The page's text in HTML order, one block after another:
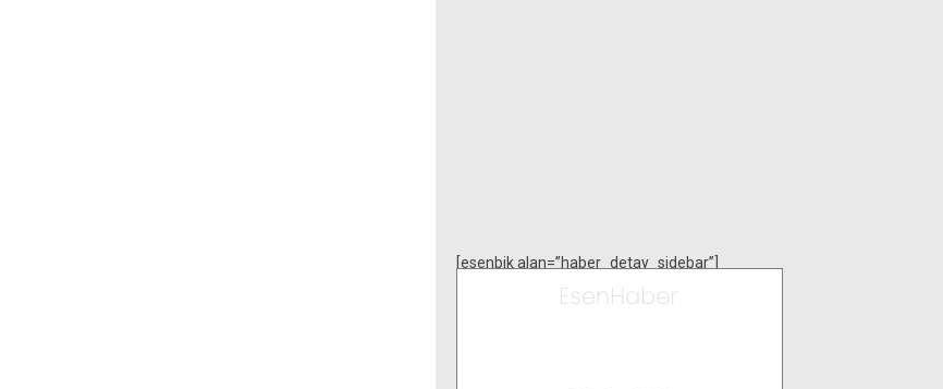
[esenbik alan=”haber_detay_sidebar”]